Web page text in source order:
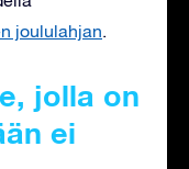
joululahjan.
jolla on
ei